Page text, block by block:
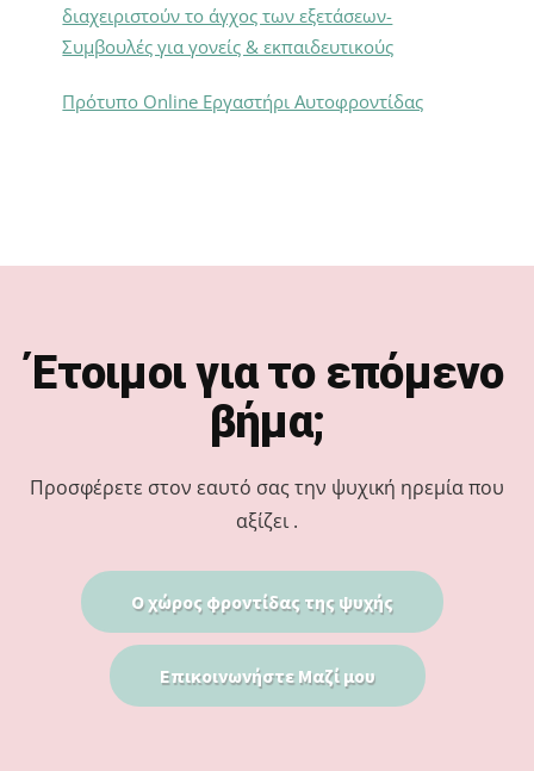
διαχειριστούν το άγχος των εξετάσεων-
Συμβουλές για γονείς & εκπαιδευτικούς
Πρότυπο Online Εργαστήρι Αυτοφροντίδας
Έτοιμοι για το επόμενο
βήμα;
Προσφέρετε στον εαυτό σας την ψυχική ηρεμία που
αξίζει .
Ο χώρος φροντίδας της ψυχής
Επικοινωνήστε Μαζί μου